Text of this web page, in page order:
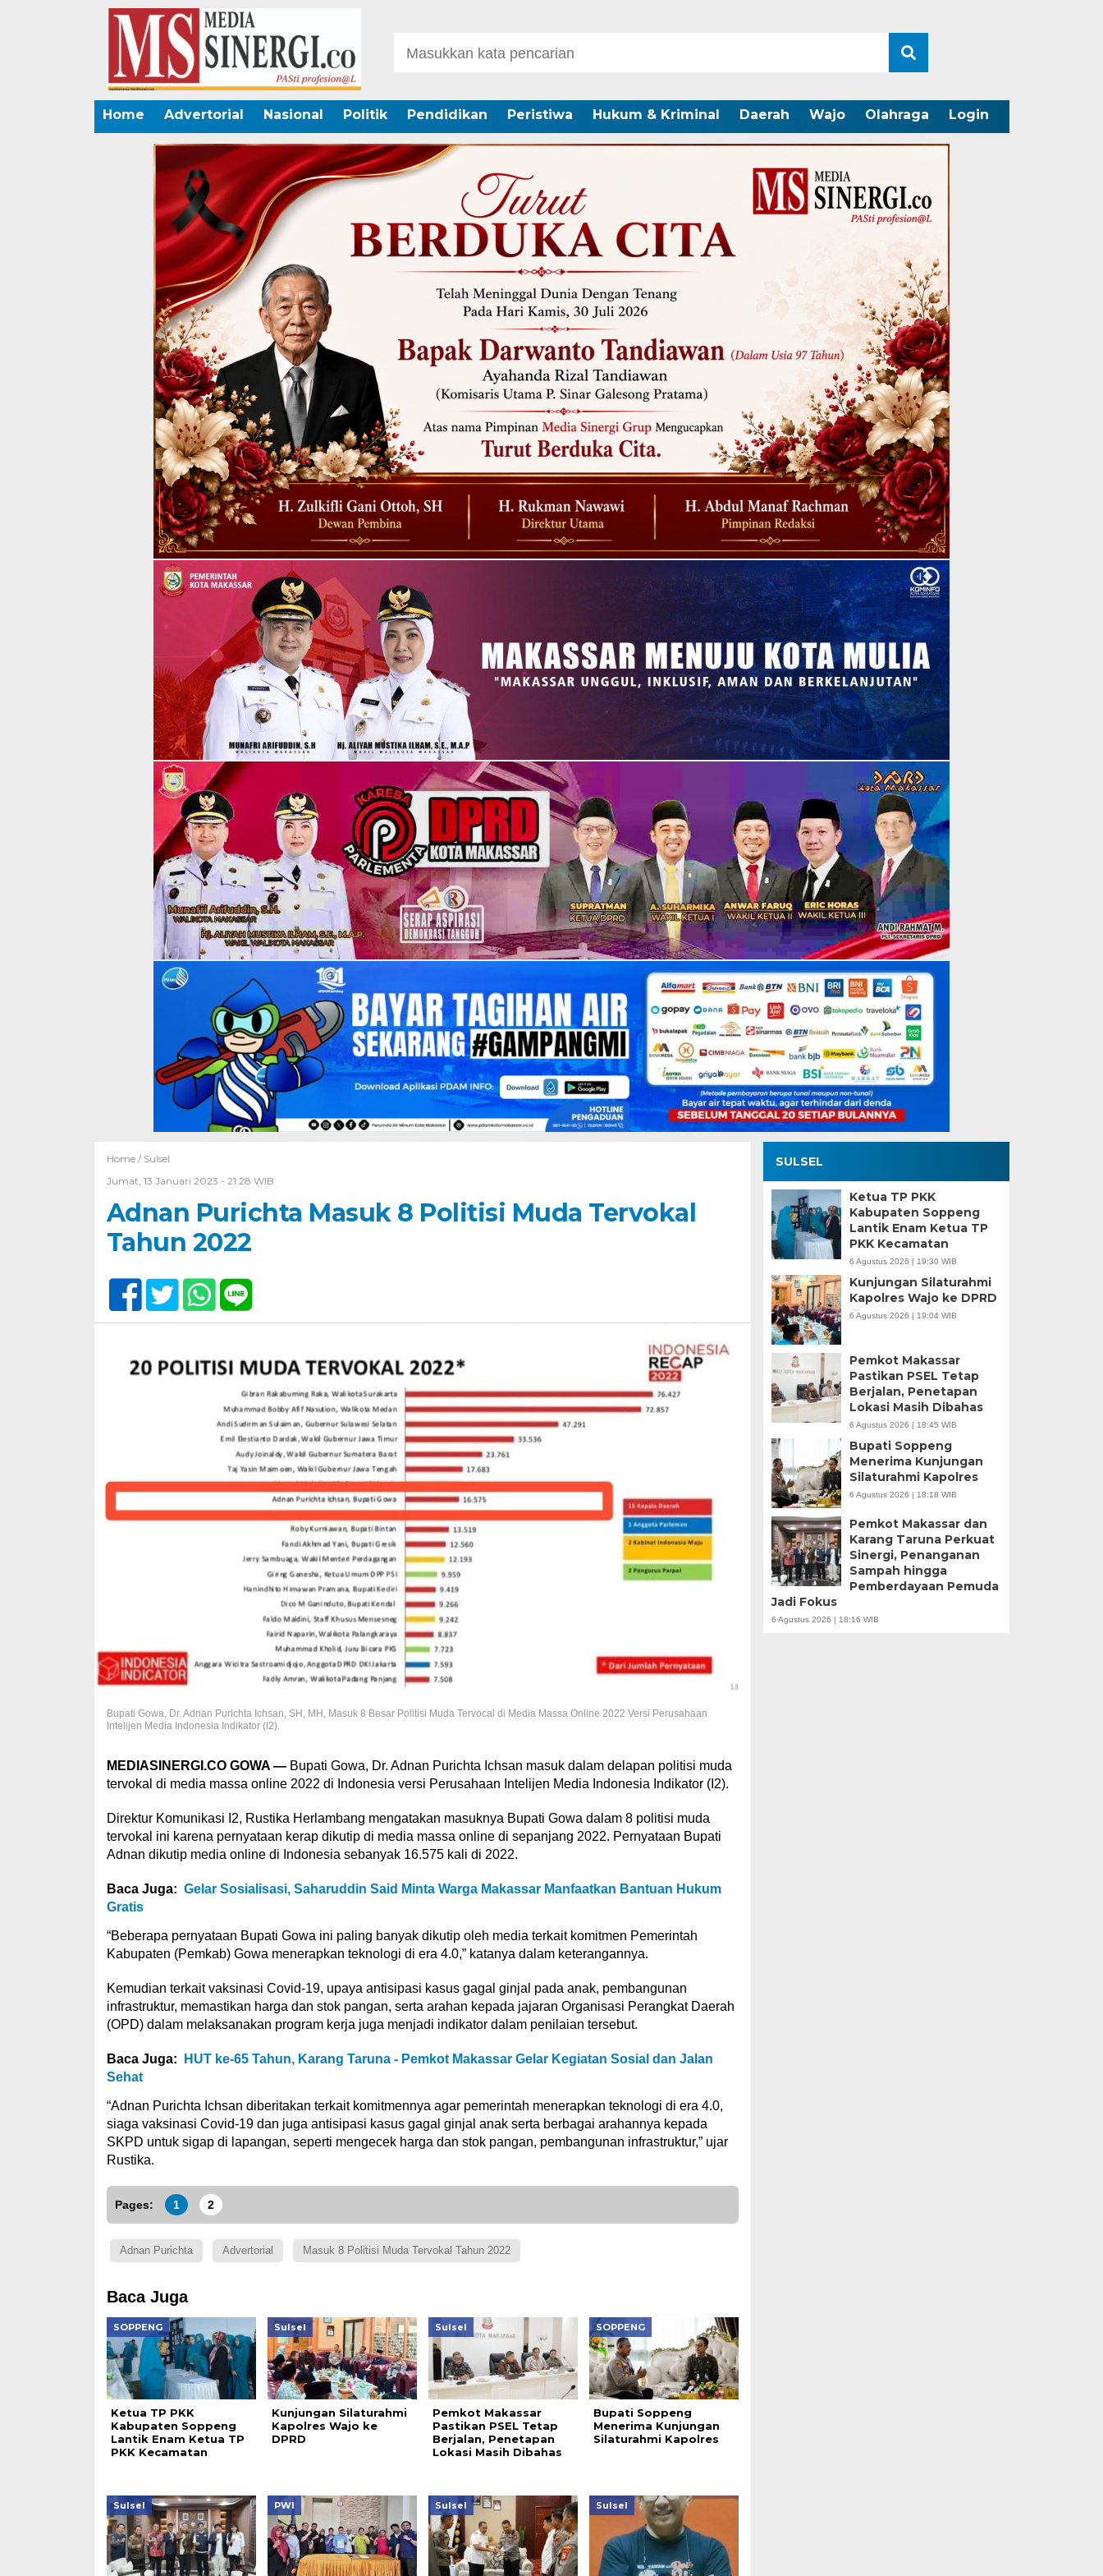
Home Advertorial Nasional Politik Pendidikan Peristiwa Hukum & Kriminal Daerah Wajo Olahraga Login
Home / Sulsel
Jumat, 13 Januari 2023 - 21:28 WIB
Adnan Purichta Masuk 8 Politisi Muda Tervokal
Tahun 2022
Bupati Gowa, Dr. Adnan Purichta Ichsan, SH, MH, Masuk 8 Besar Politisi Muda Tervocal di Media Massa Online 2022 Versi Perusahaan
Intelijen Media Indonesia Indikator (I2).
MEDIASINERGI.CO GOWA —Bupati Gowa, Dr. Adnan Purichta Ichsan masuk dalam delapan politisi muda
tervokal di media massa online 2022 di Indonesia versi Perusahaan Intelijen Media Indonesia Indikator (I2).
Direktur Komunikasi I2, Rustika Herlambang mengatakan masuknya Bupati Gowa dalam 8 politisi muda
tervokal ini karena pernyataan kerap dikutip di media massa online di sepanjang 2022. Pernyataan Bupati
Adnan dikutip media online di Indonesia sebanyak 16.575 kali di 2022.
Baca Juga: Gelar Sosialisasi, Saharuddin Said Minta Warga Makassar Manfaatkan Bantuan Hukum
Gratis
“Beberapa pernyataan Bupati Gowa ini paling banyak dikutip oleh media terkait komitmen Pemerintah
Kabupaten (Pemkab) Gowa menerapkan teknologi di era 4.0,” katanya dalam keterangannya.
Kemudian terkait vaksinasi Covid-19, upaya antisipasi kasus gagal ginjal pada anak, pembangunan
infrastruktur, memastikan harga dan stok pangan, serta arahan kepada jajaran Organisasi Perangkat Daerah
(OPD) dalam melaksanakan program kerja juga menjadi indikator dalam penilaian tersebut.
Baca Juga:
HUT ke-65 Tahun, Karang Taruna - Pemkot Makassar Gelar Kegiatan Sosial dan Jalan
Sehat
“Adnan Purichta Ichsan diberitakan terkait komitmennya agar pemerintah menerapkan teknologi di era 4.0,
siaga vaksinasi Covid-19 dan juga antisipasi kasus gagal ginjal anak serta berbagai arahannya kepada
SKPD untuk sigap di lapangan, seperti mengecek harga dan stok pangan, pembangunan infrastruktur,” ujar
Rustika.
Pages: 1 2
Adnan Purichta Advertorial Masuk 8 Politisi Muda Tervokal Tahun 2022
Baca Juga
SOPPENG
Ketua TP PKK
Kabupaten Soppeng
Lantik Enam Ketua TP
PKK Kecamatan
Sulsel
Kunjungan Silaturahmi
Kapolres Wajo ke
DPRD
Sulsel
Pemkot Makassar
Pastikan PSEL Tetap
Berjalan, Penetapan
Lokasi Masih Dibahas
SOPPENG
Bupati Soppeng
Menerima Kunjungan
Silaturahmi Kapolres
Sulsel PWI Sulsel Sulsel
SULSEL
Ketua TP PKK
Kabupaten Soppeng
Lantik Enam Ketua TP
PKK Kecamatan
6 Agustus 2026 | 19:30 WIB
Kunjungan Silaturahmi
Kapolres Wajo ke DPRD
6 Agustus 2026 | 19:04 WIB
Pemkot Makassar
Pastikan PSEL Tetap
Berjalan, Penetapan
Lokasi Masih Dibahas
6 Agustus 2026 | 18:45 WIB
Bupati Soppeng
Menerima Kunjungan
Silaturahmi Kapolres
6 Agustus 2026 | 18:18 WIB
Pemkot Makassar dan
Karang Taruna Perkuat
Sinergi, Penanganan
Sampah hingga
Pemberdayaan Pemuda
Jadi Fokus
6 Agustus 2026 | 18:16 WIB